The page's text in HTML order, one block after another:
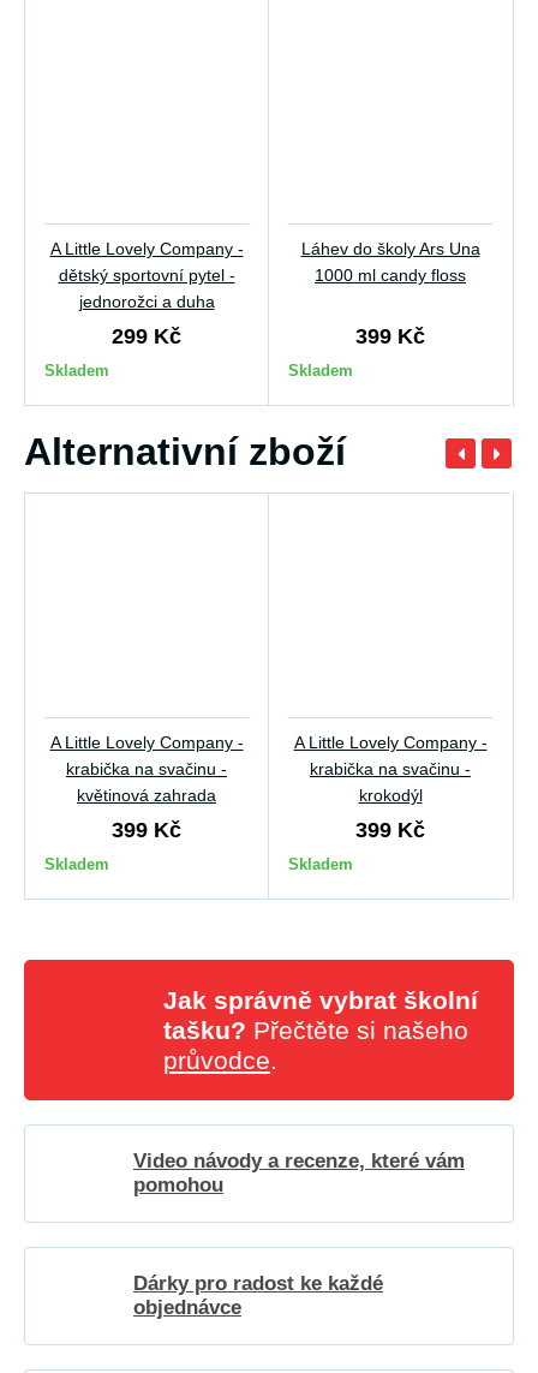
A Little Lovely Company -
dětský sportovní pytel -
jednorožci a duha
299 Kč
Skladem
Láhev do školy Ars Una
1000 ml candy floss
399 Kč
Skladem
Alternativní zboží
A Little Lovely Company -
krabička na svačinu -
květinová zahrada
399 Kč
Skladem
A Little Lovely Company -
krabička na svačinu -
krokodýl
399 Kč
Skladem
Jak správně vybrat školní
tašku? Přečtěte si našeho
průvodce.
Video návody a recenze, které vám
pomohou
Dárky pro radost ke každé
objednávce